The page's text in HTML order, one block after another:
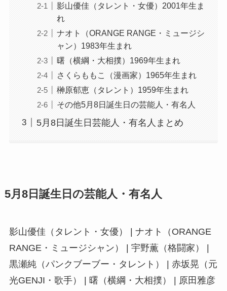
影山優佳（タレント・女優）2001年生ま
れ
ナオト（ORANGE RANGE・ミュージシ
ャン）1983年生まれ
曙（横綱・大相撲）1969年生まれ
さくらももこ（漫画家）1965年生まれ
榊原郁恵（タレント）1959年生まれ
その他5月8日誕生日の芸能人・有名人
5月8日誕生日芸能人・有名人まとめ
5月8日誕生日の芸能人・有名人
影山優佳（タレント・女優） | ナオト（ORANGE
RANGE・ミュージシャン） | 宇野薫（格闘家） |
黒瀬純（パンクブーブー・タレント） | 赤坂晃（元
光GENJI・歌手） | 曙（横綱・大相撲） | 原田雅彦